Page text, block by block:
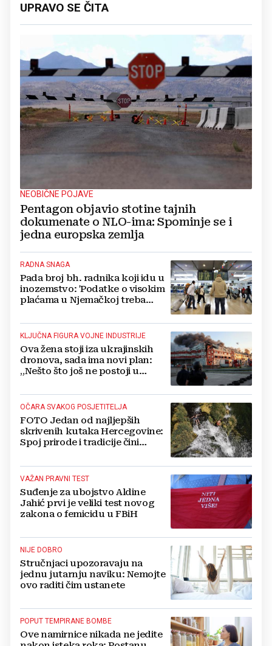
UPRAVO SE ČITA
NEOBIČNE POJAVE
Pentagon objavio stotine tajnih
dokumenate o NLO-ima: Spominje se i
jedna europska zemlja
RADNA SNAGA
Pada broj bh. radnika koji idu u
inozemstvo: 'Podatke o visokim
plaćama u Njemačkoj treba
KLJUČNA FIGURA VOJNE INDUSTRIJE
Ova žena stoji iza ukrajinskih
dronova, sada ima novi plan:
„Nešto što još ne postoji u
OČARA SVAKOG POSJETITELJA
FOTO Jedan od najljepših
skrivenih kutaka Hercegovine:
Spoj prirode i tradicije čini
destinacijom
VAŽAN PRAVNI TEST
Suđenje za ubojstvo Aldine
Jahić prvi je veliki test novog
zakona o femicidu u FBiH
NIJE DOBRO
Stručnjaci upozoravaju na
jednu jutarnju naviku: Nemojte
ovo raditi čim ustanete
POPUT TEMPIRANE BOMBE
Ove namirnice nikada ne jedite